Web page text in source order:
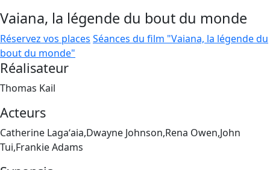
Vaiana, la légende du bout du monde
Réservez vos places Séances du film "Vaiana, la légende du
bout du monde"
Réalisateur
Thomas Kail
Acteurs
Catherine Lagaʻaia,Dwayne Johnson,Rena Owen,John
Tui,Frankie Adams